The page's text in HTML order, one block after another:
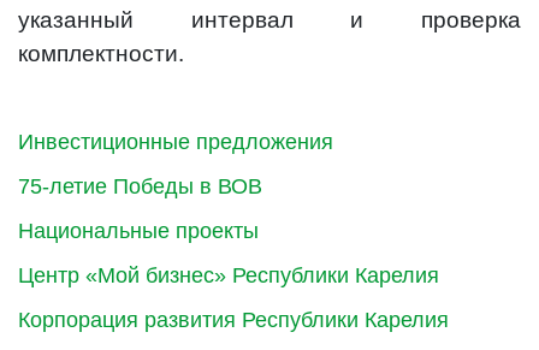
Инвестиционные предложения
75-летие Победы в ВОВ
Национальные проекты
Центр «Мой бизнес» Республики Карелия
Корпорация развития Республики Карелия
указанный интервал и проверка
комплектности.